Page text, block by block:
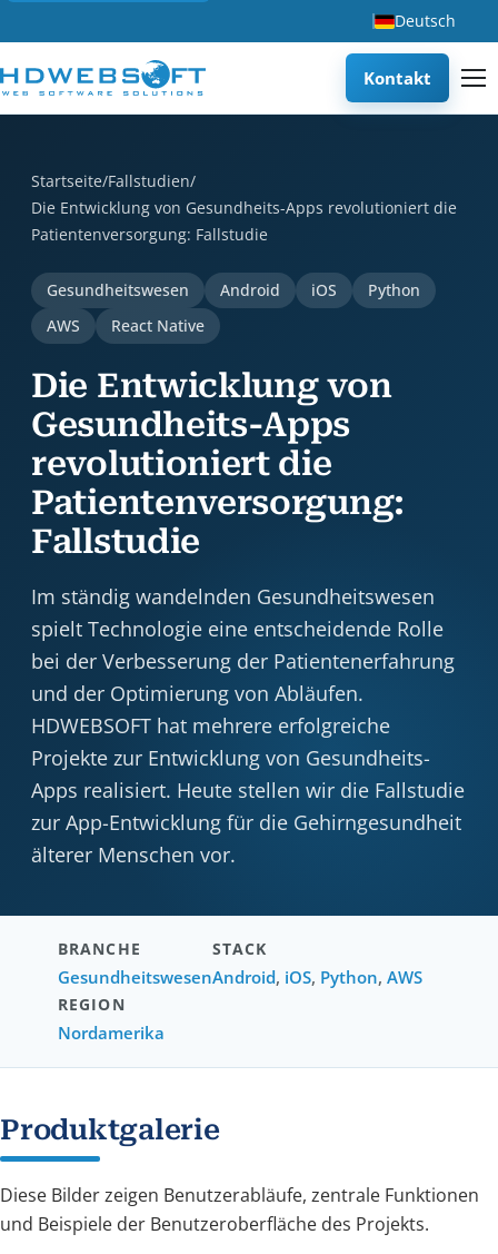
Deutsch
Kontakt
Startseite/Fallstudien/
Die Entwicklung von Gesundheits-Apps revolutioniert die
Patientenversorgung: Fallstudie
Gesundheitswesen Android iOS
Python
AWS
React Native
Die Entwicklung von
Gesundheits-Apps
revolutioniert die
Patientenversorgung:
Fallstudie
Im ständig wandelnden Gesundheitswesen
spielt Technologie eine entscheidende Rolle
bei der Verbesserung der Patientenerfahrung
und der Optimierung von Abläufen.
HDWEBSOFT hat mehrere erfolgreiche
Projekte zur Entwicklung von Gesundheits-
Apps realisiert. Heute stellen wir die Fallstudie
zur App-Entwicklung für die Gehirngesundheit
älterer Menschen vor.
BRANCHE
Gesundheitswesen
STACK
Android, iOS, Python, AWS
REGION
Nordamerika
Produktgalerie
Diese Bilder zeigen Benutzerabläufe, zentrale Funktionen
und Beispiele der Benutzeroberfläche des Projekts.